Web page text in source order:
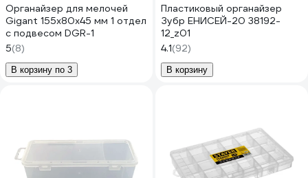
Органайзер для мелочей
Gigant 155x80x45 мм 1 отдел
с подвесом DGR-1
5(8)
В корзину по 3
Пластиковый органайзер
Зубр ЕНИСЕЙ-20 38192-
12_z01
4.1(92)
В корзину